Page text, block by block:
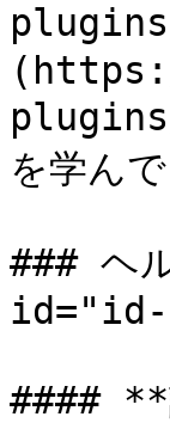
を学ん
### ヘ
id="id-
####